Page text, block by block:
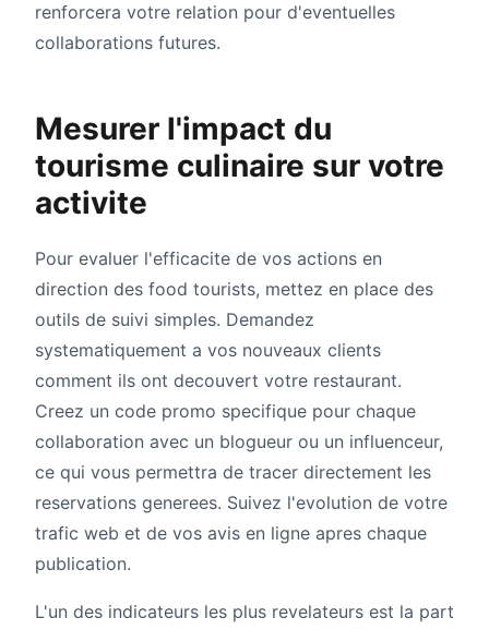
renforcera votre relation pour d'eventuelles
collaborations futures.
Mesurer l'impact du
tourisme culinaire sur votre
activite
Pour evaluer l'efficacite de vos actions en
direction des food tourists, mettez en place des
outils de suivi simples. Demandez
systematiquement a vos nouveaux clients
comment ils ont decouvert votre restaurant.
Creez un code promo specifique pour chaque
collaboration avec un blogueur ou un influenceur,
ce qui vous permettra de tracer directement les
reservations generees. Suivez l'evolution de votre
trafic web et de vos avis en ligne apres chaque
publication.
L'un des indicateurs les plus revelateurs est la part